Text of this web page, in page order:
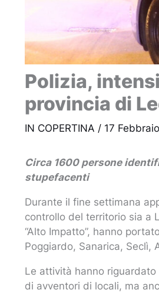
Polizia,
provincia di
IN COPERTINA / 17
Circa 1600 persone
stupefacenti
Durante il fine settimana
controllo del territorio sia a
“Alto Impatto”, hanno
Poggiardo, Sanarica, Seclì,
Le attività hanno
di avventori di locali, ma